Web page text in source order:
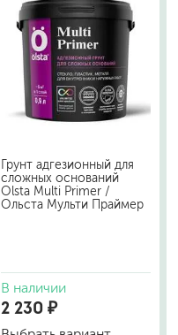
Грунт адгезионный для
сложных оснований
Olsta Multi Primer /
Ольста Мульти Праймер
В наличии
2 230 ₽